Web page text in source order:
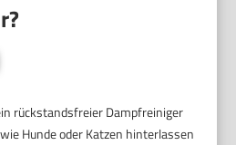
rückstandsfreier Dampfreiniger
Hunde oder Katzen hinterlassen